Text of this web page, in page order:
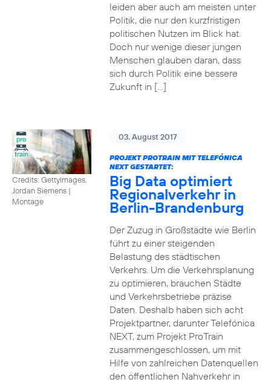
leiden aber auch am meisten unter
Politik, die nur den kurzfristigen
politischen Nutzen im Blick hat.
Doch nur wenige dieser jungen
Menschen glauben daran, dass
sich durch Politik eine bessere
Zukunft in […]
Credits: Gettyimages,
Jordan Siemens |
Montage
03. August 2017
PROJEKT PROTRAIN MIT TELEFÓNICA
NEXT GESTARTET:
Big Data optimiert
Regionalverkehr in
Berlin-Brandenburg
Der Zuzug in Großstädte wie Berlin
führt zu einer steigenden
Belastung des städtischen
Verkehrs. Um die Verkehrsplanung
zu optimieren, brauchen Städte
und Verkehrsbetriebe präzise
Daten. Deshalb haben sich acht
Projektpartner, darunter Telefónica
NEXT, zum Projekt ProTrain
zusammengeschlossen, um mit
Hilfe von zahlreichen Datenquellen
den öffentlichen Nahverkehr in